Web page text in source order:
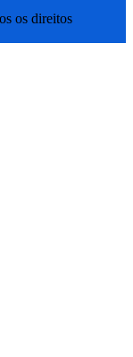
os direitos